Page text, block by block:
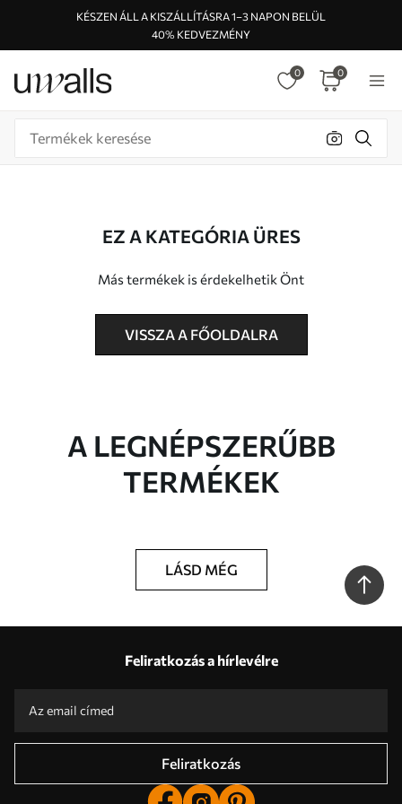
KÉSZEN ÁLL A KISZÁLLÍTÁSRA 1–3 NAPON BELÜL
40% KEDVEZMÉNY
0 0
EZ A KATEGÓRIA ÜRES
Más termékek is érdekelhetik Önt
VISSZA A FŐOLDALRA
A LEGNÉPSZERŰBB
TERMÉKEK
LÁSD MÉG
Feliratkozás a hírlevélre
Feliratkozás